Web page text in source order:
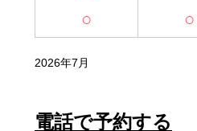
○ ○
2026年7月
電話で予約する